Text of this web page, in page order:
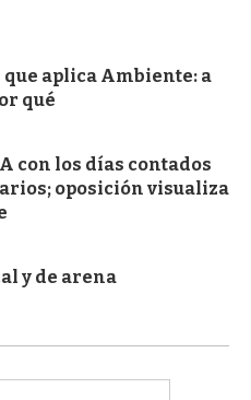
aplica Ambiente: a
qué
con los días contados
oposición visualiza
y de arena